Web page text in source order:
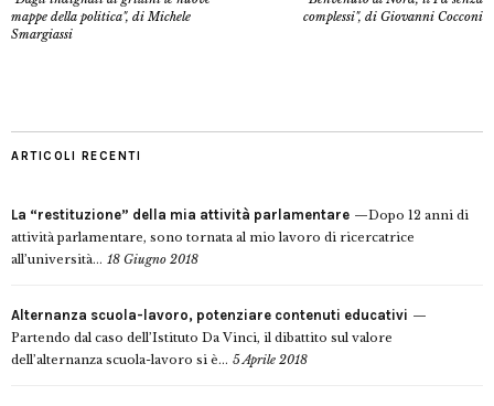
mappe della politica", di Michele
Smargiassi
complessi", di Giovanni Cocconi
ARTICOLI RECENTI
La “restituzione” della mia attività parlamentare
Dopo 12 anni di
attività parlamentare, sono tornata al mio lavoro di ricercatrice
all’università... 18 Giugno 2018
Alternanza scuola-lavoro, potenziare contenuti educativi
Partendo dal caso dell’Istituto Da Vinci, il dibattito sul valore
dell’alternanza scuola-lavoro si è... 5 Aprile 2018